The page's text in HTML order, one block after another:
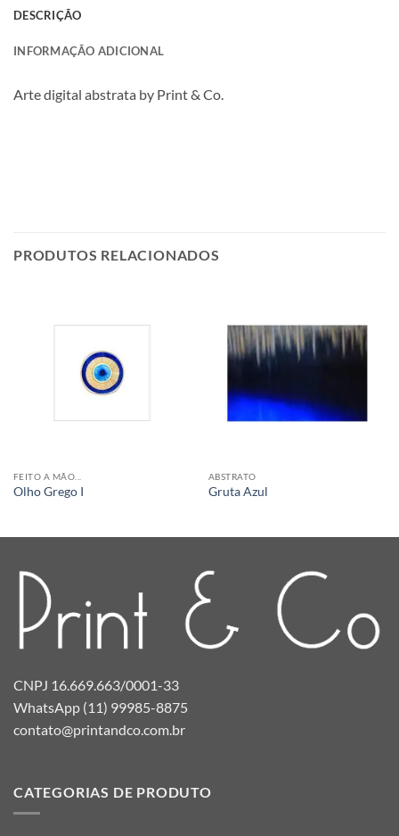
DESCRIÇÃO
INFORMAÇÃO ADICIONAL
Arte digital abstrata by Print & Co.
PRODUTOS RELACIONADOS
FEITO A MÃO...
Olho Grego I
ABSTRATO
Gruta Azul
CNPJ 16.669.663/0001-33
WhatsApp (11) 99985-8875
contato@printandco.com.br
CATEGORIAS DE PRODUTO